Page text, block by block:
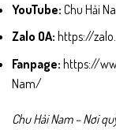
YouTube: Chu Hải
Zalo OA: https://
Fanpage: https://
Nam/
Chu Hải Nam – Nơi